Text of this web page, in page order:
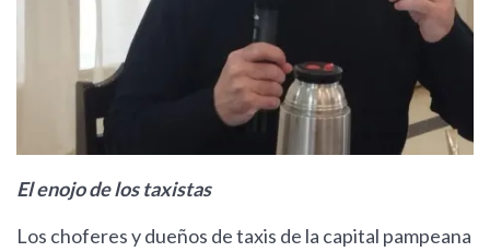
El enojo de los taxistas
Los choferes y dueños de taxis de la capital pampeana